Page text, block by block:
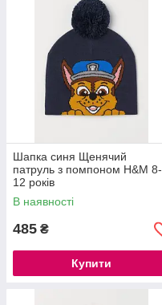
Шапка синя Щенячий
патруль з помпоном H&M 8-
12 років
В наявності
485 ₴
Купити